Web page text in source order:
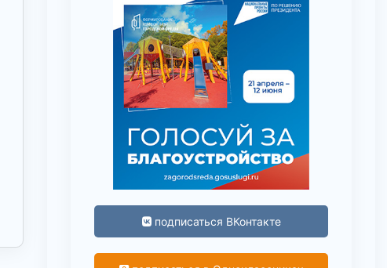
подписаться ВКонтакте